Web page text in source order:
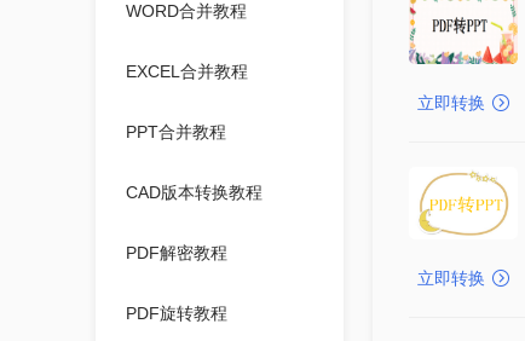
WORD合并教程
EXCEL合并教程
PPT合并教程
CAD版本转换教程
PDF解密教程
PDF旋转教程
立即转换
立即转换